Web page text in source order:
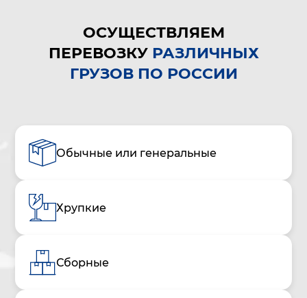
ОСУЩЕСТВЛЯЕМ
ПЕРЕВОЗКУРАЗЛИЧНЫХ
ГРУЗОВ ПО РОССИИ
Обычные или генеральные
Хрупкие
Сборные